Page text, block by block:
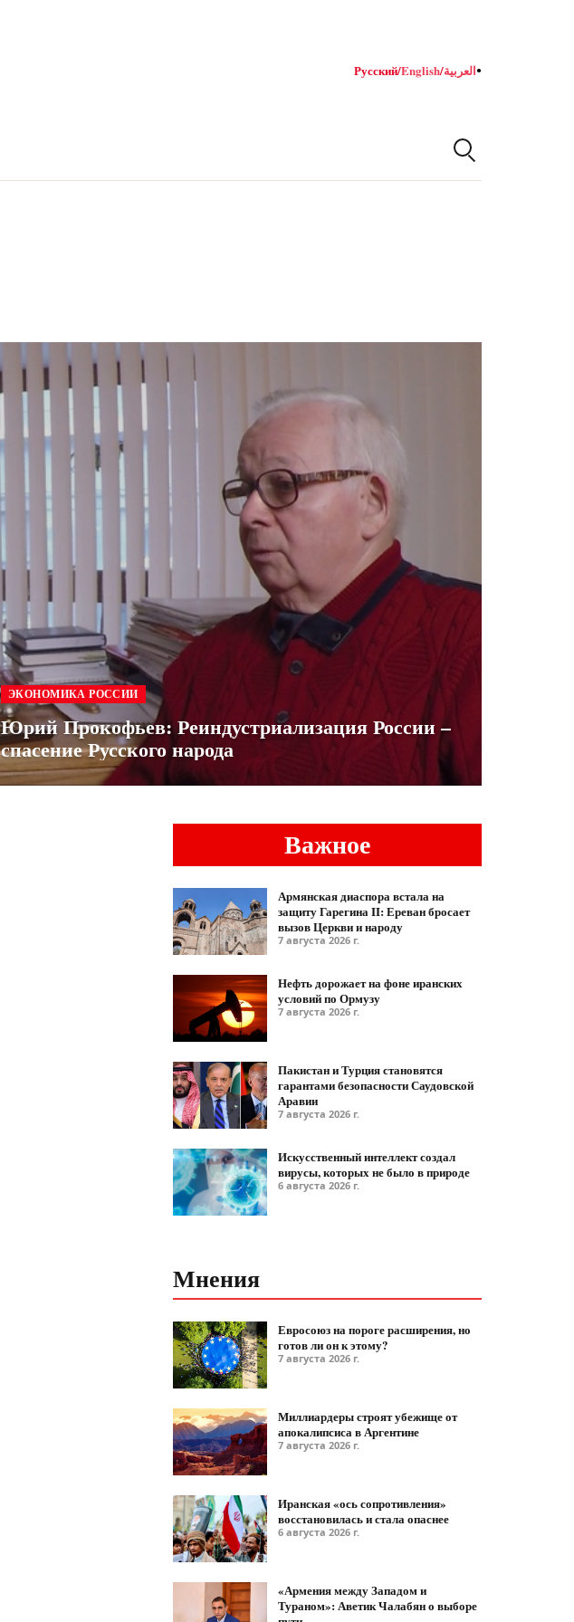
Русский/English/العربية●
ЭКОНОМИКА РОССИИ
Юрий Прокофьев: Реиндустриализация России –
спасение Русского народа
Важное
Армянская диаспора встала на
защиту Гарегина II: Ереван бросает
вызов Церкви и народу
7 августа 2026 г.
Нефть дорожает на фоне иранских
условий по Ормузу
7 августа 2026 г.
Пакистан и Турция становятся
гарантами безопасности Саудовской
Аравии
7 августа 2026 г.
Искусственный интеллект создал
вирусы, которых не было в природе
6 августа 2026 г.
Мнения
Евросоюз на пороге расширения, но
готов ли он к этому?
7 августа 2026 г.
Миллиардеры строят убежище от
апокалипсиса в Аргентине
7 августа 2026 г.
Иранская «ось сопротивления»
восстановилась и стала опаснее
6 августа 2026 г.
«Армения между Западом и
Тураном»: Аветик Чалабян о выборе